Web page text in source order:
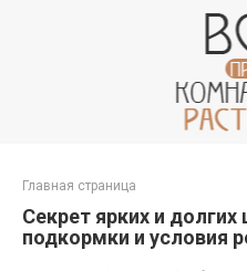
Главная страница
Секрет ярких и долгих
подкормки и условия